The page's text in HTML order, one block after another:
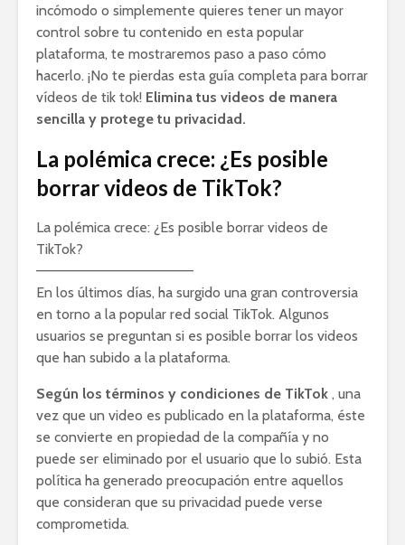
incómodo o simplemente quieres tener un mayor
control sobre tu contenido en esta popular
plataforma, te mostraremos paso a paso cómo
hacerlo. ¡No te pierdas esta guía completa para borrar
vídeos de tik tok! Elimina tus videos de manera
sencilla y protege tu privacidad.
La polémica crece: ¿Es posible
borrar videos de TikTok?
La polémica crece: ¿Es posible borrar videos de
TikTok?
———————————————–
En los últimos días, ha surgido una gran controversia
en torno a la popular red social TikTok. Algunos
usuarios se preguntan si es posible borrar los videos
que han subido a la plataforma.
Según los términos y condiciones de TikTok , una
vez que un video es publicado en la plataforma, éste
se convierte en propiedad de la compañía y no
puede ser eliminado por el usuario que lo subió. Esta
política ha generado preocupación entre aquellos
que consideran que su privacidad puede verse
comprometida.